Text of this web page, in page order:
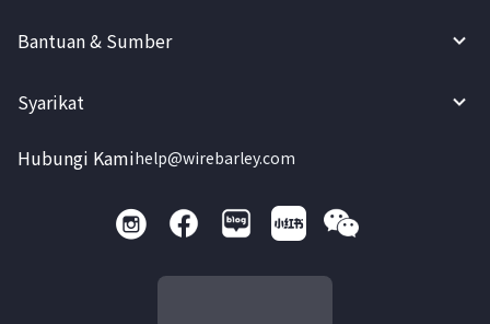
Bantuan & Sumber
Syarikat
Hubungi Kamihelp@wirebarley.com